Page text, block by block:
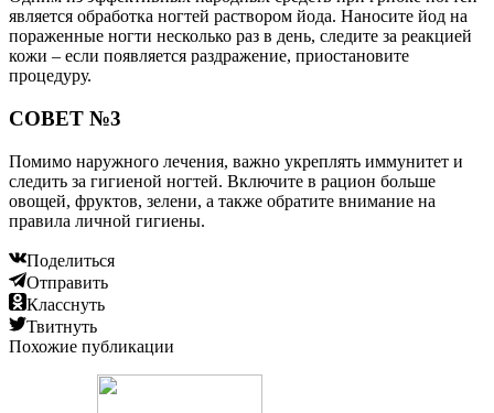
Тонирование краской Эстель (Estel) мелированных
Читайте также:
Грибок кожи головы – заболевание, которое нужно
Добавить комментарий